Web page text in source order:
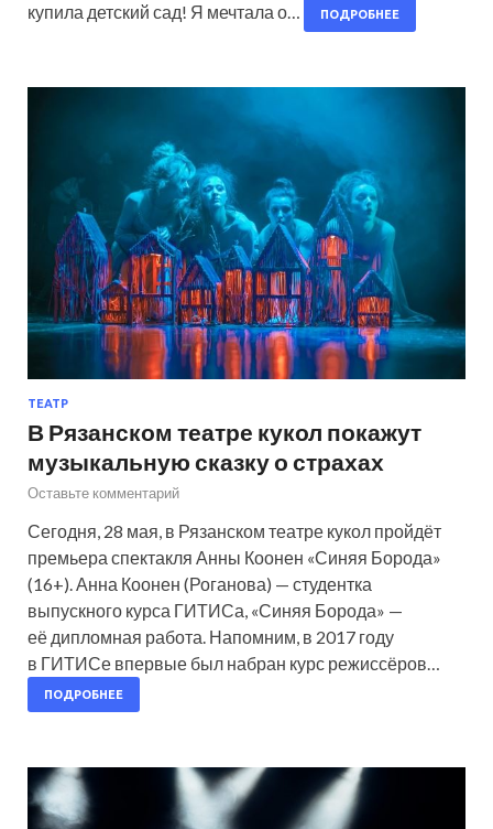
купила детский сад! Я мечтала о…
ПОДРОБНЕЕ
ТЕАТР
В Рязанском театре кукол покажут
музыкальную сказку о страхах
Оставьте комментарий
Сегодня, 28 мая, в Рязанском театре кукол пройдёт
премьера спектакля Анны Коонен «Синяя Борода»
(16+). Анна Коонен (Роганова) — студентка
выпускного курса ГИТИСа, «Синяя Борода» —
её дипломная работа. Напомним, в 2017 году
в ГИТИСе впервые был набран курс режиссёров…
ПОДРОБНЕЕ